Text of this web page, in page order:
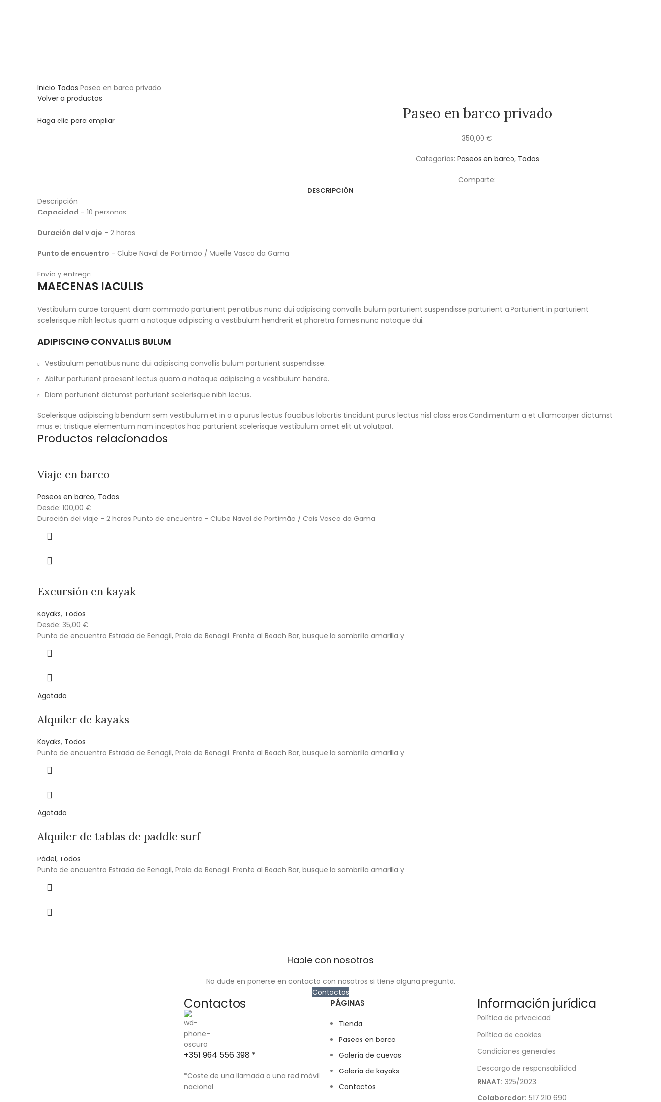
Inicio Todos Paseo en barco privado
Volver a productos
Haga clic para ampliar Paseo en barco privado
350,00 €
Categorías: Paseos en barco, Todos
Comparte:
DESCRIPCIÓN
Descripción
Capacidad - 10 personas
Duración del viaje - 2 horas
Punto de encuentro - Clube Naval de Portimão / Muelle Vasco da Gama
Envío y entrega
MAECENAS IACULIS
Vestibulum curae torquent diam commodo parturient penatibus nunc dui adipiscing convallis bulum parturient suspendisse parturient a.Parturient in parturient
scelerisque nibh lectus quam a natoque adipiscing a vestibulum hendrerit et pharetra fames nunc natoque dui.
ADIPISCING CONVALLIS BULUM
Vestibulum penatibus nunc dui adipiscing convallis bulum parturient suspendisse.
Abitur parturient praesent lectus quam a natoque adipiscing a vestibulum hendre.
Diam parturient dictumst parturient scelerisque nibh lectus.
Scelerisque adipiscing bibendum sem vestibulum et in a a purus lectus faucibus lobortis tincidunt purus lectus nisl class eros.Condimentum a et ullamcorper dictumst
mus et tristique elementum nam inceptos hac parturient scelerisque vestibulum amet elit ut volutpat.
Productos relacionados
Viaje en barco
Paseos en barco, Todos
Desde: 100,00 €
Duración del viaje - 2 horas Punto de encuentro - Clube Naval de Portimão / Cais Vasco da Gama
Excursión en kayak
Kayaks, Todos
Desde: 35,00 €
Punto de encuentro Estrada de Benagil, Praia de Benagil. Frente al Beach Bar, busque la sombrilla amarilla y
Agotado
Alquiler de kayaks
Kayaks, Todos
Punto de encuentro Estrada de Benagil, Praia de Benagil. Frente al Beach Bar, busque la sombrilla amarilla y
Agotado
Alquiler de tablas de paddle surf
Pádel, Todos
Punto de encuentro Estrada de Benagil, Praia de Benagil. Frente al Beach Bar, busque la sombrilla amarilla y
Hable con nosotros
No dude en ponerse en contacto con nosotros si tiene alguna pregunta.
Contactos
Contactos
+351 964 556 398 *
*Coste de una llamada a una red móvil
nacional
PÁGINAS
Tienda
Paseos en barco
Galería de cuevas
Galería de kayaks
Contactos
Información jurídica
Política de privacidad
Política de cookies
Condiciones generales
Descargo de responsabilidad
RNAAT: 325/2023
Colaborador: 517 210 690